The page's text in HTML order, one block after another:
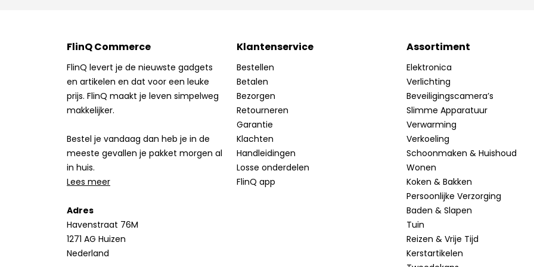
FlinQ Commerce
FlinQ levert je de nieuwste gadgets
en artikelen en dat voor een leuke
prijs. FlinQ maakt je leven simpelweg
makkelijker.
Bestel je vandaag dan heb je in de
meeste gevallen je pakket morgen al
in huis.
Lees meer
Adres
Havenstraat 76M
1271 AG Huizen
Nederland
Klantenservice
Bestellen
Betalen
Bezorgen
Retourneren
Garantie
Klachten
Handleidingen
Losse onderdelen
FlinQ app
Assortiment
Elektronica
Verlichting
Beveiligingscamera’s
Slimme Apparatuur
Verwarming
Verkoeling
Schoonmaken & Huishoud
Wonen
Koken & Bakken
Persoonlijke Verzorging
Baden & Slapen
Tuin
Reizen & Vrije Tijd
Kerstartikelen